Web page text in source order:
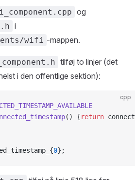
og
i
wifi -mappen.
tilføj to linjer (det
i den offentlige sektion):
cpp
() {return
0};